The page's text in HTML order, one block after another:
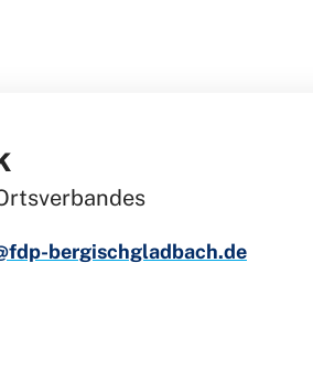
bergischgladbach.de